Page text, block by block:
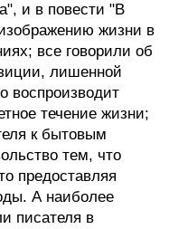
и в повести "В
жизни в
все говорили об
лишенной
воспроизводит
течение жизни;
к бытовым
тем, что
предоставляя
А наиболее
писателя в